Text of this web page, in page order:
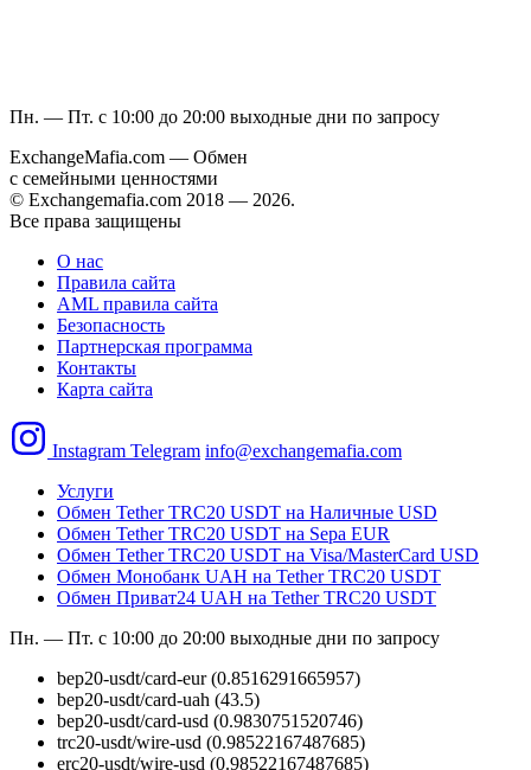
Пн. — Пт. с 10:00 до 20:00 выходные дни по запросу
ExchangeMafia.com — Обмен
с семейными ценностями
© Exchangemafia.com 2018 — 2026.
Все права защищены
О нас
Правила сайта
AML правила сайта
Безопасность
Партнерская программа
Контакты
Карта сайта
Instagram Telegram info@exchangemafia.com
Услуги
Обмен Tether TRC20 USDT на Наличные USD
Обмен Tether TRC20 USDT на Sepa EUR
Обмен Tether TRC20 USDT на Visa/MasterCard USD
Обмен Монобанк UAH на Tether TRC20 USDT
Обмен Приват24 UAH на Tether TRC20 USDT
Пн. — Пт. с 10:00 до 20:00 выходные дни по запросу
bep20-usdt/card-eur (0.8516291665957)
bep20-usdt/card-uah (43.5)
bep20-usdt/card-usd (0.9830751520746)
trc20-usdt/wire-usd (0.98522167487685)
erc20-usdt/wire-usd (0.98522167487685)